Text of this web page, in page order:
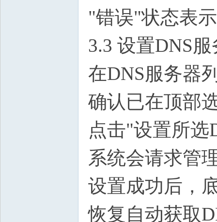
"错误"状态表
3.3 设置DNS
在DNS服务器
确认已在顶部
点击"设置所选
系统会请求管
设置成功后，
恢复自动获取